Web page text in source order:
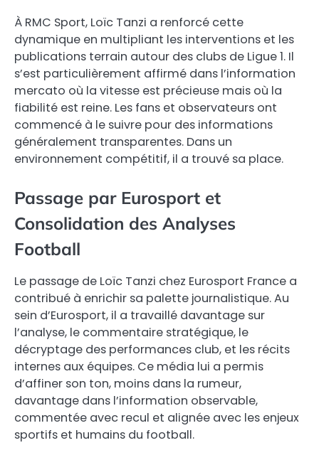
À RMC Sport, Loïc Tanzi a renforcé cette
dynamique en multipliant les interventions et les
publications terrain autour des clubs de Ligue 1. Il
s’est particulièrement affirmé dans l’information
mercato où la vitesse est précieuse mais où la
fiabilité est reine. Les fans et observateurs ont
commencé à le suivre pour des informations
généralement transparentes. Dans un
environnement compétitif, il a trouvé sa place.
Passage par Eurosport et
Consolidation des Analyses
Football
Le passage de Loïc Tanzi chez Eurosport France a
contribué à enrichir sa palette journalistique. Au
sein d’Eurosport, il a travaillé davantage sur
l’analyse, le commentaire stratégique, le
décryptage des performances club, et les récits
internes aux équipes. Ce média lui a permis
d’affiner son ton, moins dans la rumeur,
davantage dans l’information observable,
commentée avec recul et alignée avec les enjeux
sportifs et humains du football.